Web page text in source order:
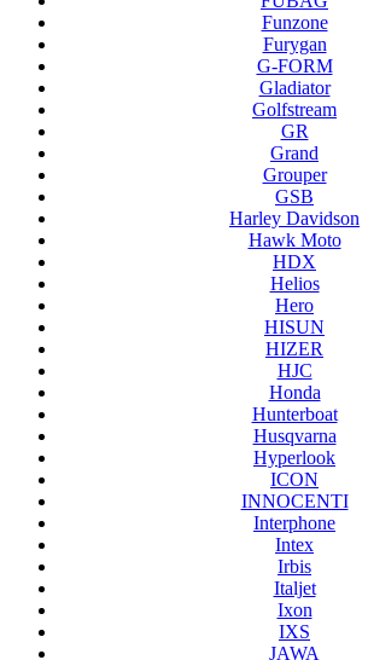
Funzone
Furygan
G-FORM
Gladiator
Golfstream
GR
Grand
Grouper
GSB
Harley Davidson
Hawk Moto
HDX
Helios
Hero
HISUN
HIZER
HJC
Honda
Hunterboat
Husqvarna
Hyperlook
ICON
INNOCENTI
Interphone
Intex
Irbis
Italjet
Ixon
IXS
JAWA